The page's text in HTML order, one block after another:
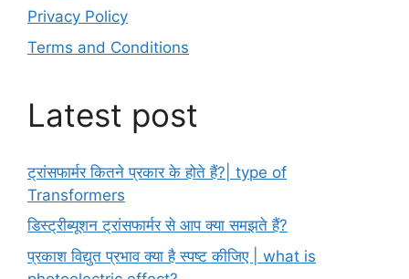
Privacy Policy
Terms and Conditions
Latest post
ट्रांसफार्मर कितने प्रकार के होते हैं?| type of
Transformers
डिस्ट्रीब्यूशन ट्रांसफार्मर से आप क्या समझते हैं?
प्रकाश विद्युत प्रभाव क्या है स्पष्ट कीजिए | what is